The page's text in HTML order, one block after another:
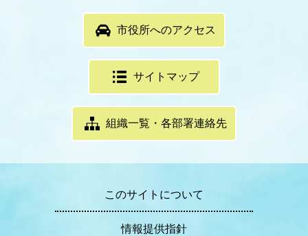
市役所へのアクセス
サイトマップ
組織一覧・各部署連絡先
このサイトについて
情報提供指針